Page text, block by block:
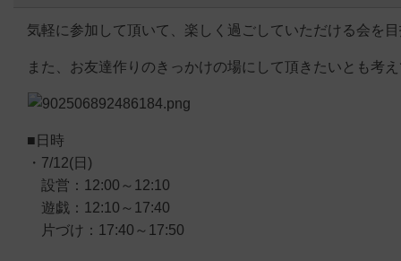
気軽に参加して頂いて、楽しく過ごしていただける会を
また、お友達作りのきっかけの場にして頂きたいとも考
■日時
・7/12(日)
設営：12:00～12:10
遊戯：12:10～17:40
片づけ：17:40～17:50